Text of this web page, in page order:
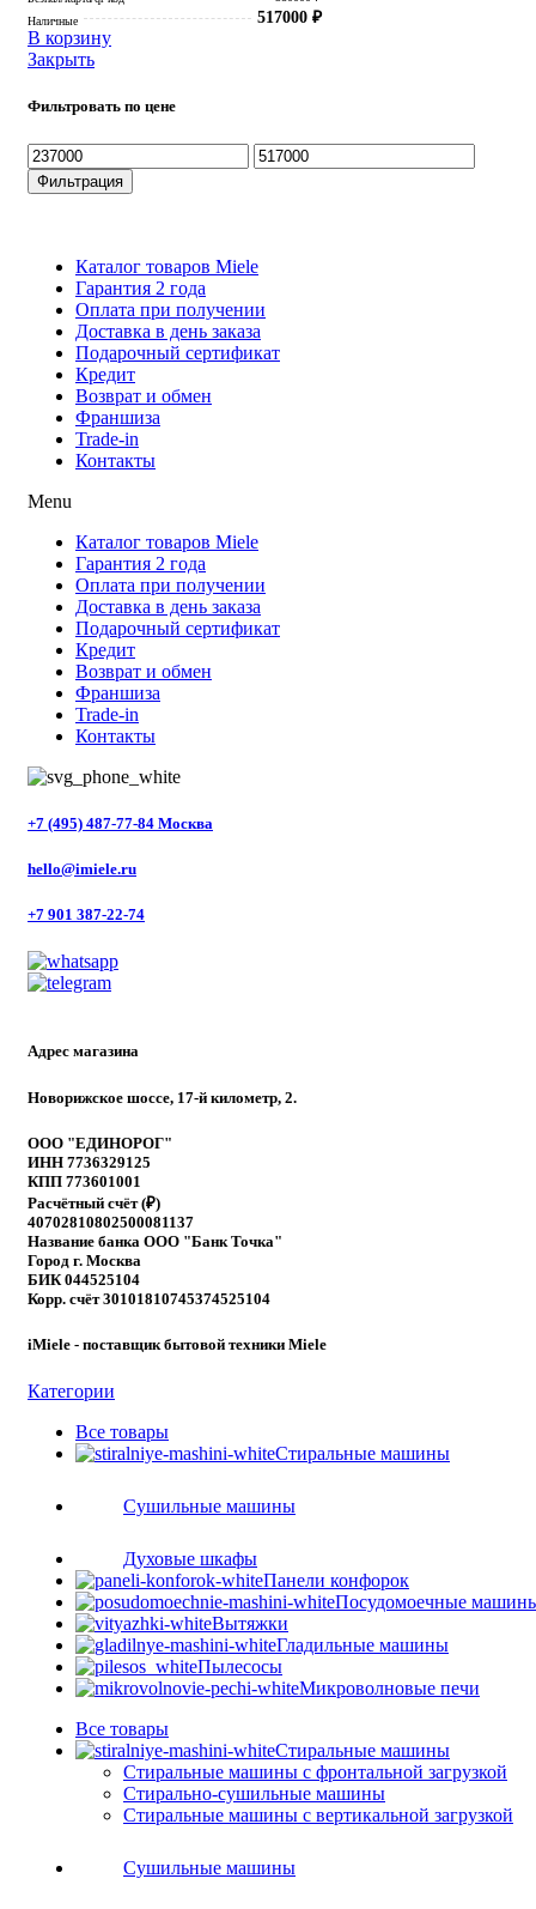
Закрыть
Фильтровать по цене
Минимальная
цена
Максимальная
цена
Фильтрация
Наличные
517000 ₽
В корзину
Каталог товаров Miele
Гарантия 2 года
Оплата при получении
Доставка в день заказа
Подарочный сертификат
Кредит
Возврат и обмен
Франшиза
Trade-in
Контакты
Menu
Каталог товаров Miele
Гарантия 2 года
Оплата при получении
Доставка в день заказа
Подарочный сертификат
Кредит
Возврат и обмен
Франшиза
Trade-in
Контакты
+7 (495) 487-77-84 Москва
hello@imiele.ru
+7 901 387-22-74
Адрес магазина
Новорижское шоссе, 17-й километр, 2.
ООО "ЕДИНОРОГ"
ИНН 7736329125
КПП 773601001
Расчётный счёт (₽)
40702810802500081137
Название банка ООО "Банк Точка"
Город г. Москва
БИК 044525104
Корр. счёт 30101810745374525104
iMiele - поставщик бытовой техники Miele
Категории
Все товары
Стиральные машины
Сушильные машины
Духовые шкафы
Панели конфорок
Посудомоечные
Вытяжки
Гладильные машины
Пылесосы
Микроволновые печи
Все товары
Стиральные машины
Стиральные машины с фронтальной загрузкой
Стирально-сушильные машины
Стиральные машины с вертикальной загрузкой
Сушильные машины